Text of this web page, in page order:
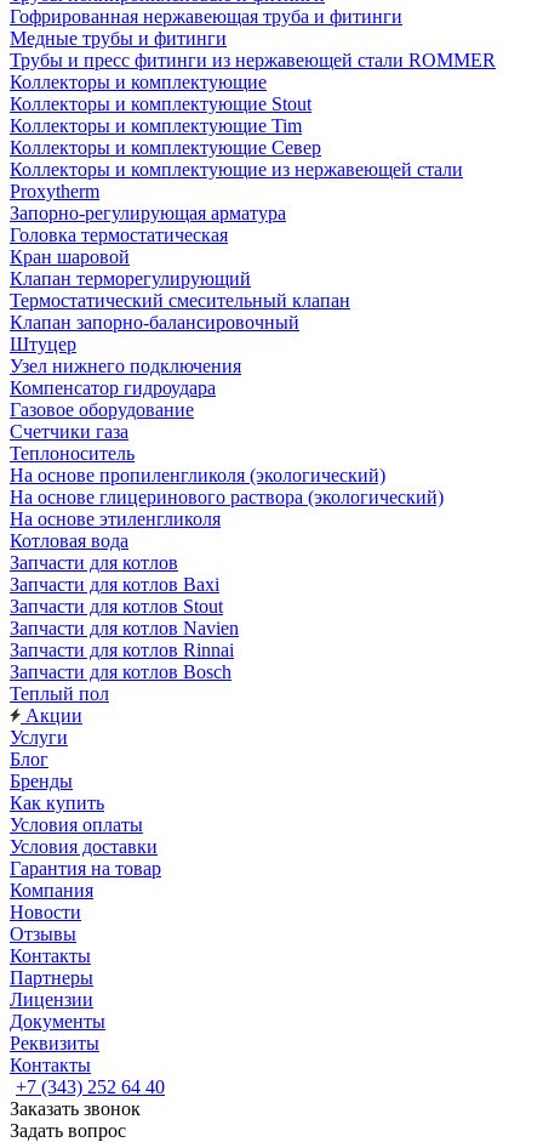
Гофрированная нержавеющая труба и фитинги
Медные трубы и фитинги
Трубы и пресс фитинги из нержавеющей стали ROMMER
Коллекторы и комплектующие
Коллекторы и комплектующие Stout
Коллекторы и комплектующие Tim
Коллекторы и комплектующие Север
Коллекторы и комплектующие из нержавеющей стали
Proxytherm
Запорно-регулирующая арматура
Головка термостатическая
Кран шаровой
Клапан терморегулирующий
Термостатический смесительный клапан
Клапан запорно-балансировочный
Штуцер
Узел нижнего подключения
Компенсатор гидроудара
Газовое оборудование
Счетчики газа
Теплоноситель
На основе пропиленгликоля (экологический)
На основе глицеринового раствора (экологический)
На основе этиленгликоля
Котловая вода
Запчасти для котлов
Запчасти для котлов Baxi
Запчасти для котлов Stout
Запчасти для котлов Navien
Запчасти для котлов Rinnai
Запчасти для котлов Bosch
Теплый пол
Акции
Услуги
Блог
Бренды
Как купить
Условия оплаты
Условия доставки
Гарантия на товар
Компания
Новости
Отзывы
Контакты
Партнеры
Лицензии
Документы
Реквизиты
Контакты
+7 (343) 252 64 40
Заказать звонок
Задать вопрос